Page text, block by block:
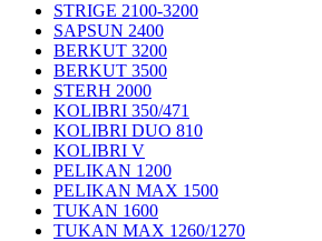
STRIGE 2100-3200
SAPSUN 2400
BERKUT 3200
BERKUT 3500
STERH 2000
KOLIBRI 350/471
KOLIBRI DUO 810
KOLIBRI V
PELIKAN 1200
PELIKAN MAX 1500
TUKAN 1600
TUKAN MAX 1260/1270